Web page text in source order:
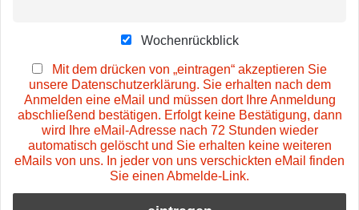
Wochenrückblick
Mit dem drücken von „eintragen“ akzeptieren Sie
unsere Datenschutzerklärung. Sie erhalten nach dem
Anmelden eine eMail und müssen dort Ihre Anmeldung
abschließend bestätigen. Erfolgt keine Bestätigung, dann
wird Ihre eMail-Adresse nach 72 Stunden wieder
automatisch gelöscht und Sie erhalten keine weiteren
eMails von uns. In jeder von uns verschickten eMail finden
Sie einen Abmelde-Link.